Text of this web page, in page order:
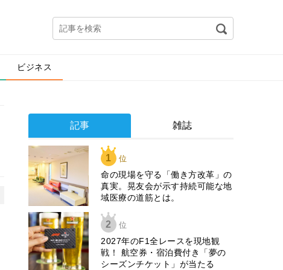
ビジネス
記事 雑誌
1 位
​命の現場を守る「働き方改革」の
真実。晃友会が示す持続可能な地
域医療の道筋とは。
2 位
2027年のF1全レースを現地観
戦！ 航空券・宿泊費付き「夢の
シーズンチケット」が当たる